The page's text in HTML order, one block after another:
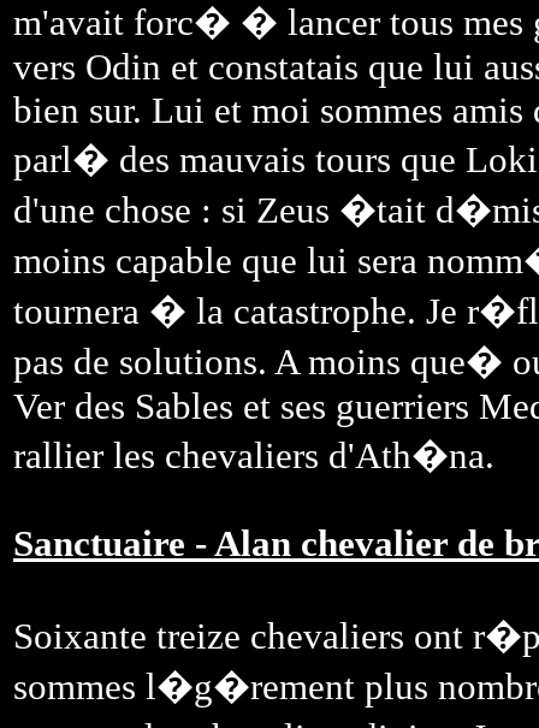
m'avait forc� � lancer tous mes
vers Odin et constatais que lui
bien sur. Lui et moi sommes
parl� des mauvais tours que
d'une chose : si Zeus �tait
moins capable que lui sera
tournera � la catastrophe. Je
pas de solutions. A moins que�
Ver des Sables et ses guerriers
rallier les chevaliers d'Ath�na.
Sanctuaire - Alan chevalier de
Soixante treize chevaliers ont
sommes l�g�rement plus